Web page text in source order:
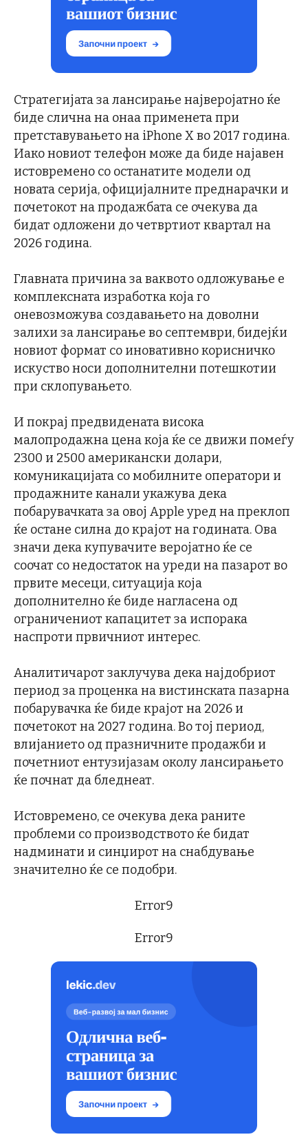
Стратегијата за лансирање најверојатно ќе
биде слична на онаа применета при
претставувањето на iPhone X во 2017 година.
Иако новиот телефон може да биде најавен
истовремено со останатите модели од
новата серија, официјалните преднарачки и
почетокот на продажбата се очекува да
бидат одложени до четвртиот квартал на
2026 година.
Главната причина за ваквото одложување е
комплексната изработка која го
оневозможува создавањето на доволни
залихи за лансирање во септември, бидејќи
новиот формат со иновативно корисничко
искуство носи дополнителни потешкотии
при склопувањето.
И покрај предвидената висока
малопродажна цена која ќе се движи помеѓу
2300 и 2500 американски долари,
комуникацијата со мобилните оператори и
продажните канали укажува дека
побарувачката за овој Apple уред на преклоп
ќе остане силна до крајот на годината. Ова
значи дека купувачите веројатно ќе се
соочат со недостаток на уреди на пазарот во
првите месеци, ситуација која
дополнително ќе биде нагласена од
ограничениот капацитет за испорака
наспроти првичниот интерес.
Аналитичарот заклучува дека најдобриот
период за проценка на вистинската пазарна
побарувачка ќе биде крајот на 2026 и
почетокот на 2027 година. Во тој период,
влијанието од празничните продажби и
почетниот ентузијазам околу лансирањето
ќе почнат да бледнеат.
Истовремено, се очекува дека раните
проблеми со производството ќе бидат
надминати и синџирот на снабдување
значително ќе се подобри.
Error9
Error9